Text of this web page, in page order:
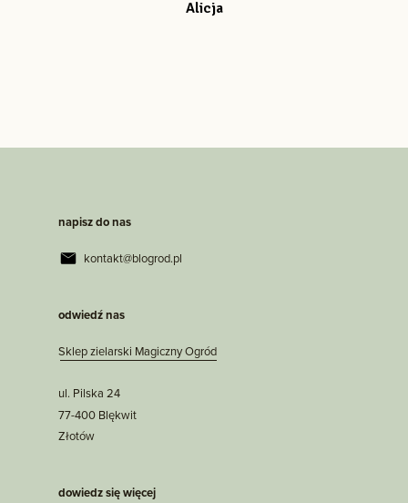
Alicja
napisz do nas
kontakt@blogrod.pl
odwiedź nas
Sklep zielarski Magiczny Ogród
ul. Pilska 24
77-400 Blękwit
Złotów
dowiedz się więcej